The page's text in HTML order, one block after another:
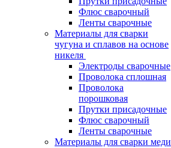
Флюс сварочный
Ленты сварочные
Материалы для сварки
чугуна и сплавов на основе
никеля
Электроды сварочные
Проволока сплошная
Проволока
порошковая
Прутки присадочные
Флюс сварочный
Ленты сварочные
Материалы для сварки меди